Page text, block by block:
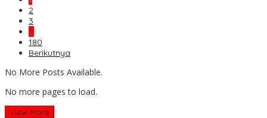
2
3
…
180
Berikutnya
No More Posts Available.
No more pages to load.
View More